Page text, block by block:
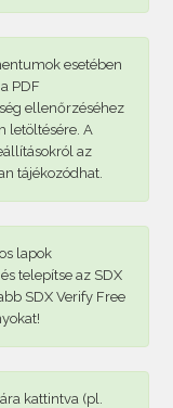
esetében
PDF
ellenőrzéséhez
letöltésére. A
az
tájékozódhat.
lapok
telepítse az SDX
SDX Verify Free
kattintva (pl.